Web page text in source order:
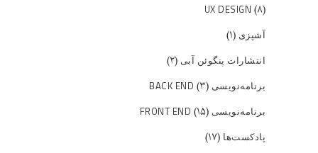
UX DESIGN (۸)
آشپزی (۱)
انتشارات پنگوئن آبی (۲)
برنامه‌نویسی BACK END (۳)
برنامه‌نویسی FRONT END (۱۵)
پادکست‌ها (۱۷)